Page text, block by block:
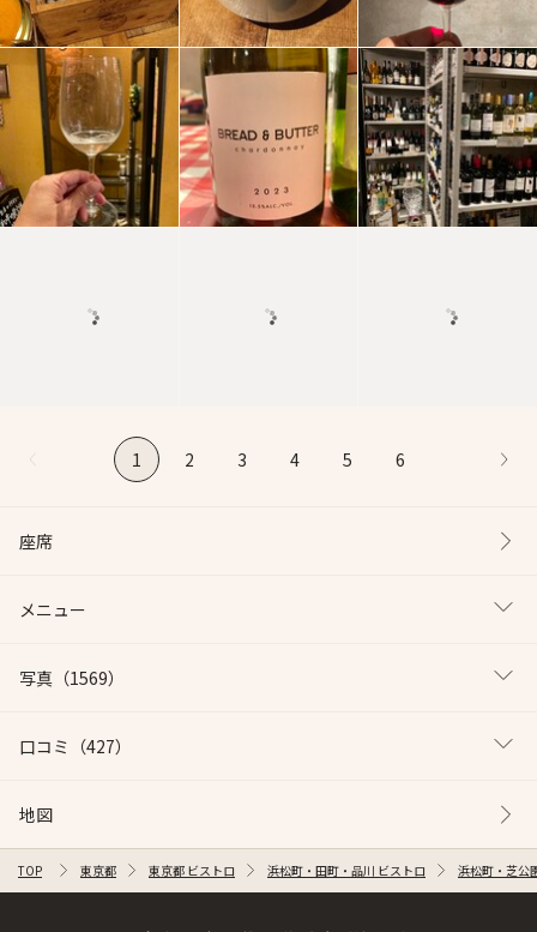
1 2 3 4 5 6
座席
メニュー
写真 （1569）
口コミ （427）
地図
TOP 東京都 東京都 ビストロ 浜松町・田町・品川 ビストロ 浜松町・芝公